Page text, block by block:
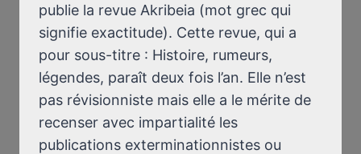
publie la revue Akribeia (mot grec qui
signifie exactitude). Cette revue, qui a
pour sous-titre : Histoire, rumeurs,
légendes, paraît deux fois l’an. Elle n’est
pas révisionniste mais elle a le mérite de
recenser avec impartialité les
publications exterminationnistes ou